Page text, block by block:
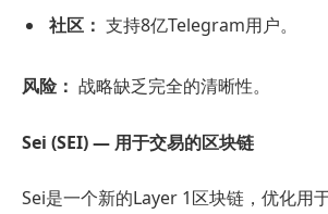
社区： 支持8亿Telegram用户。
风险： 战略缺乏完全的清晰性。
Sei (SEI) — 用于交易的区块链
Sei是一个新的Layer 1区块链，优化用